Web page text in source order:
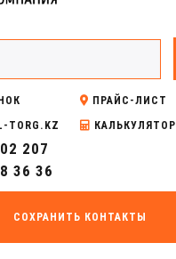
ПРАЙС-ЛИСТ
TORG.KZ
КАЛЬКУЛЯТОР
207
36 36
СОХРАНИТЬ КОНТАКТЫ